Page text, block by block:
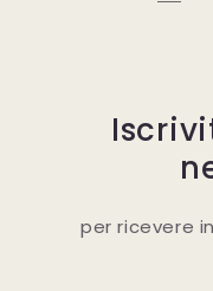
per ricevere